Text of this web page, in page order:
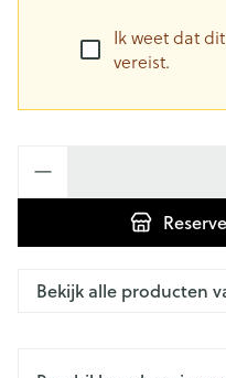
Ik weet dat
vereist.
Bekijk alle producten